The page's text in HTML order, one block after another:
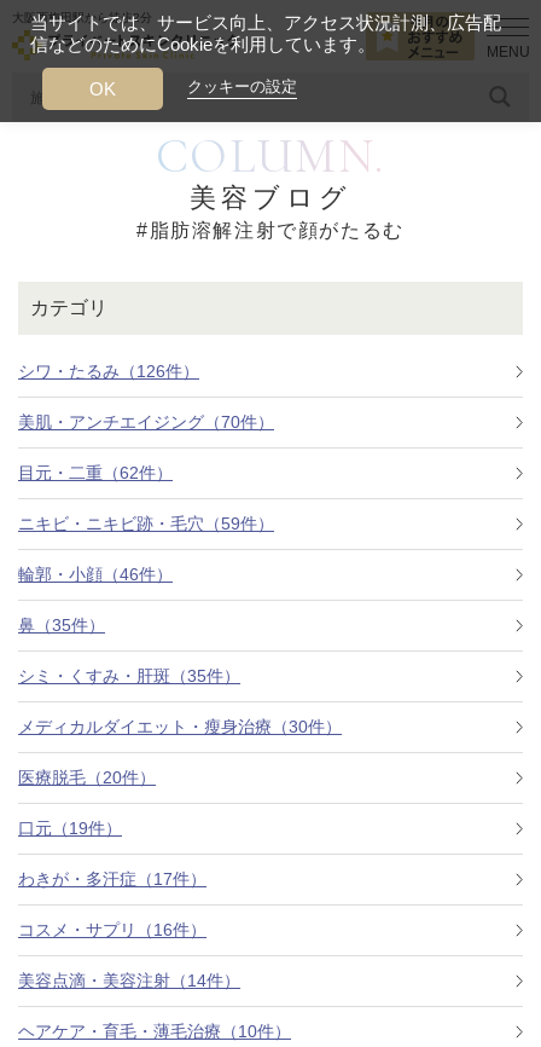
大阪西梅田駅から徒歩2分
糸リフト ヒアルロン酸
今月のおすすめメニュー
クリニックについて
料金一覧
施術症例
初めての方へ
お悩みで探す
医師紹介
アクセス
脂肪溶解注射で顔がたるむ
COLUMN.
美容ブログ
#脂肪溶解注射で顔がたるむ
カテゴリ
シワ・たるみ（126件）
美肌・アンチエイジング（70件）
目元・二重（62件）
ニキビ・ニキビ跡・毛穴（59件）
輪郭・小顔（46件）
鼻（35件）
シミ・くすみ・肝斑（35件）
メディカルダイエット・瘦身治療（30件）
医療脱毛（20件）
口元（19件）
わきが・多汗症（17件）
コスメ・サプリ（16件）
美容点滴・美容注射（14件）
ヘアケア・育毛・薄毛治療（10件）
当サイトでは、サービス向上、アクセス状況計測、広告配
信などのためにCookieを利用しています。
クッキーの設定
OK